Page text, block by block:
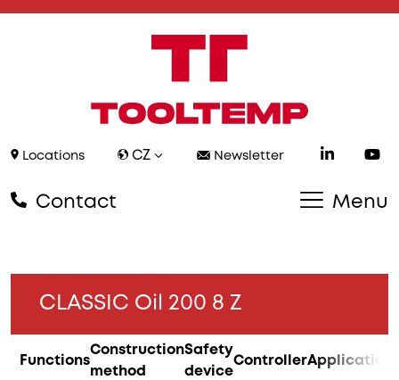
Locations CZ Newsletter
Contact Menu
CLASSIC Oil 200 8 Z
Functions
Construction
method
Safety
device
ControllerApplication